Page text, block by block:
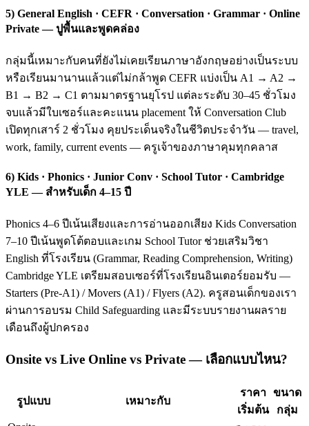
5) General English · CEFR · Conversation · Grammar · Online
Private — ปูพื้นและพูดคล่อง
กลุ่มนี้เหมาะกับคนที่ยังไม่เคยเรียนภาษาอังกฤษอย่างเป็นระบบ
หรือเรียนมานานแล้วแต่ไม่กล้าพูด CEFR แบ่งเป็น A1 → A2 →
B1 → B2 → C1 ตามมาตรฐานยุโรป แต่ละระดับ 30–45 ชั่วโมง
จบแล้วมีใบเซอร์และคะแนน placement ให้ Conversation Club
เปิดทุกเสาร์ 2 ชั่วโมง คุยประเด็นจริงในชีวิตประจำวัน — travel,
work, family, current events — ครูเจ้าของภาษาคุมทุกคลาส
6) Kids · Phonics · Junior Conv · School Tutor · Cambridge
YLE — สำหรับเด็ก 4–15 ปี
Phonics 4–6 ปีเน้นเสียงและการอ่านออกเสียง Kids Conversation
7–10 ปีเน้นพูดโต้ตอบและเกม School Tutor ช่วยเสริมวิชา
English ที่โรงเรียน (Grammar, Reading Comprehension, Writing)
Cambridge YLE เตรียมสอบเซอร์ที่โรงเรียนอินเตอร์ยอมรับ —
Starters (Pre-A1) / Movers (A1) / Flyers (A2). ครูสอนเด็กของเรา
ผ่านการอบรม Child Safeguarding และมีระบบรายงานผลราย
เดือนถึงผู้ปกครอง
Onsite vs Live Online vs Private — เลือกแบบไหน?
รูปแบบ เหมาะกับ
ราคา
เริ่มต้น
ขนาด
กลุ่ม